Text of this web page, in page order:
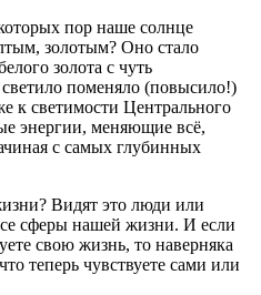
пор наше солнце
золотым? Оно стало
золота с чуть
поменяло (повысило!)
к светимости Центрального
энергии, меняющие всё,
с самых глубинных
Видят это люди или
сферы нашей жизни. И если
свою жизнь, то наверняка
теперь чувствуете сами или